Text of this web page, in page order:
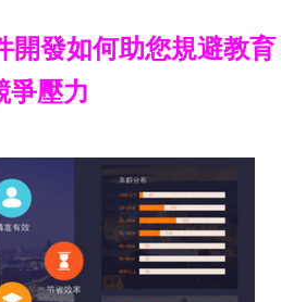
開發如何助您規避教育
爭壓力